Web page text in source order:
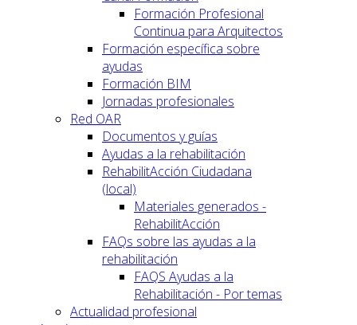
Formación Profesional
Continua para Arquitectos
Formación específica sobre
ayudas
Formación BIM
Jornadas profesionales
Red OAR
Documentos y guías
Ayudas a la rehabilitación
RehabilitAcción Ciudadana
(local)
Materiales generados -
RehabilitAcción
FAQs sobre las ayudas a la
rehabilitación
FAQS Ayudas a la
Rehabilitación - Por temas
Actualidad profesional